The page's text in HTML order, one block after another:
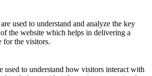
used to understand and analyze the key
the website which helps in delivering a
for the visitors.
used to understand how visitors interact with